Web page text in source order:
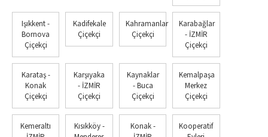
Işıkkent -
Bornova
Çiçekçi
Kadifekale
Çiçekçi
Kahramanlar
Çiçekçi
Karabağlar
- İZMİR
Çiçekçi
Karataş -
Konak
Çiçekçi
Karşıyaka
- İZMİR
Çiçekçi
Kaynaklar
- Buca
Çiçekçi
Kemalpaşa
Merkez
Çiçekçi
Kemeraltı
Kısıkköy -
Konak -
Kooperatif